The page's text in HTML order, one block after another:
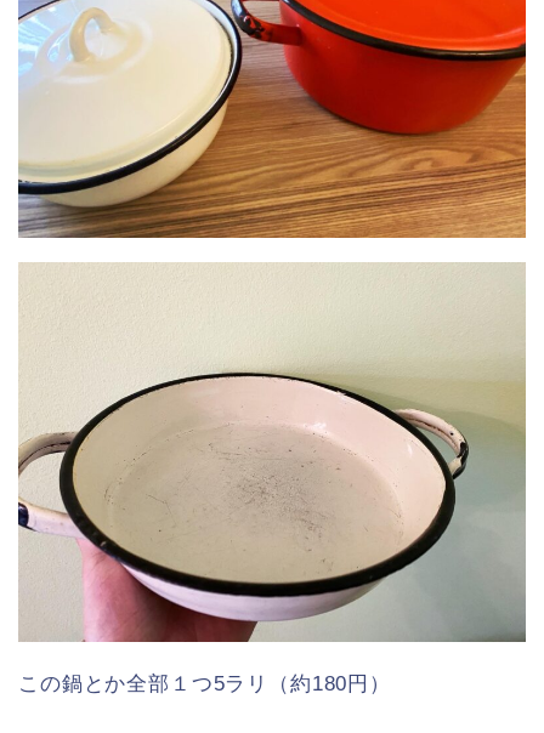
この鍋とか全部１つ5ラリ（約180円）